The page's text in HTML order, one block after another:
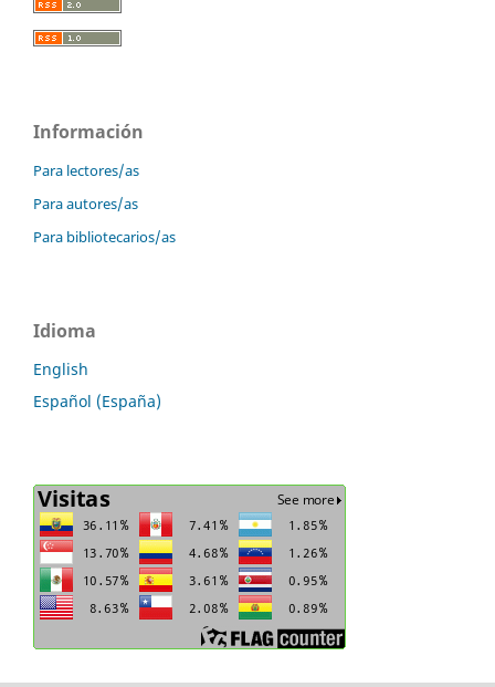
Información
Para lectores/as
Para autores/as
Para bibliotecarios/as
Idioma
English
Español (España)